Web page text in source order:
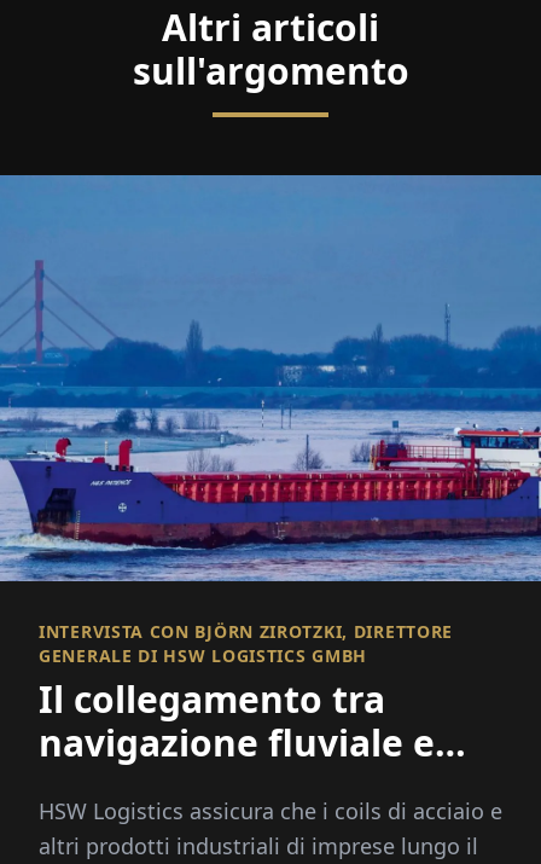
Altri articoli
sull'argomento
INTERVISTA CON BJÖRN ZIROTZKI, DIRETTORE
GENERALE DI HSW LOGISTICS GMBH
Il collegamento tra
navigazione fluviale e
HSW Logistics assicura che i coils di acciaio e
altri prodotti industriali di imprese lungo il